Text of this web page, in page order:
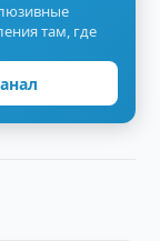
там, где